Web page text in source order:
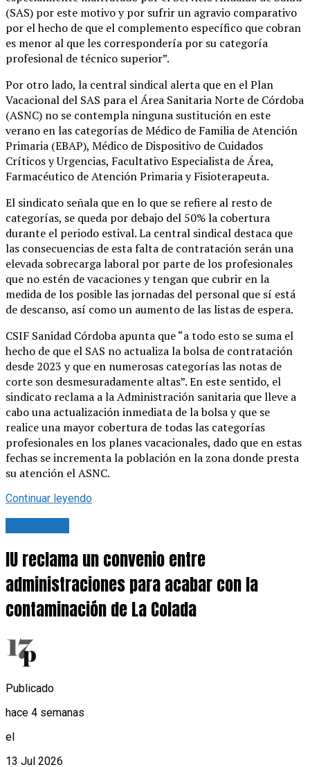
(SAS) por este motivo y por sufrir un agravio comparativo
por el hecho de que el complemento específico que cobran
es menor al que les correspondería por su categoría
profesional de técnico superior”.
Por otro lado, la central sindical alerta que en el Plan
Vacacional del SAS para el Área Sanitaria Norte de Córdoba
(ASNC) no se contempla ninguna sustitución en este
verano en las categorías de Médico de Familia de Atención
Primaria (EBAP), Médico de Dispositivo de Cuidados
Críticos y Urgencias, Facultativo Especialista de Área,
Farmacéutico de Atención Primaria y Fisioterapeuta.
El sindicato señala que en lo que se refiere al resto de
categorías, se queda por debajo del 50% la cobertura
durante el periodo estival. La central sindical destaca que
las consecuencias de esta falta de contratación serán una
elevada sobrecarga laboral por parte de los profesionales
que no estén de vacaciones y tengan que cubrir en la
medida de los posible las jornadas del personal que sí está
de descanso, así como un aumento de las listas de espera.
CSIF Sanidad Córdoba apunta que “a todo esto se suma el
hecho de que el SAS no actualiza la bolsa de contratación
desde 2023 y que en numerosas categorías las notas de
corte son desmesuradamente altas”. En este sentido, el
sindicato reclama a la Administración sanitaria que lleve a
cabo una actualización inmediata de la bolsa y que se
realice una mayor cobertura de todas las categorías
profesionales en los planes vacacionales, dado que en estas
fechas se incrementa la población en la zona donde presta
su atención el ASNC.
Continuar leyendo
IU reclama un convenio entre
administraciones para acabar con la
contaminación de La Colada
Publicado
hace 4 semanas
el
13 Jul 2026